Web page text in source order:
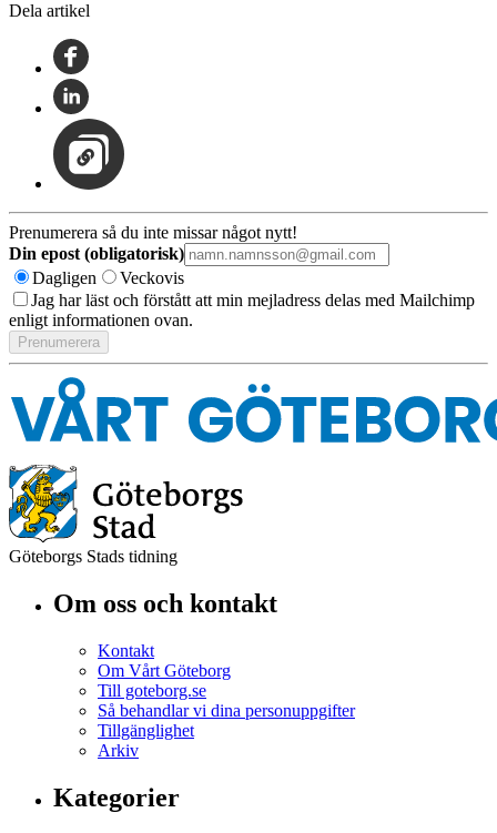
Dela artikel
Prenumerera så du inte missar något nytt!
Din epost (obligatorisk)
Dagligen
Veckovis
Jag har läst och förstått att min mejladress delas med Mailchimp
enligt informationen ovan.
Göteborgs Stads tidning
Om oss och kontakt
Kontakt
Om Vårt Göteborg
Till goteborg.se
Så behandlar vi dina personuppgifter
Tillgänglighet
Arkiv
Kategorier